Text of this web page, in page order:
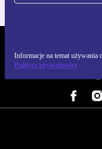
Informacje na temat używania
Polityce prywatności